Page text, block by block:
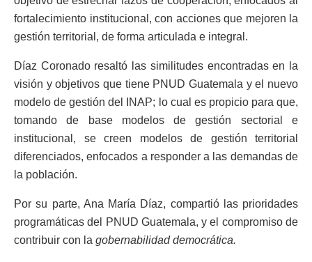
fortalecimiento institucional, con acciones que mejoren la
gestión territorial, de forma articulada e integral.
Díaz Coronado resaltó las similitudes encontradas en la
visión y objetivos que tiene PNUD Guatemala y el nuevo
modelo de gestión del INAP; lo cual es propicio para que,
tomando de base modelos de gestión sectorial e
institucional, se creen modelos de gestión territorial
diferenciados, enfocados a responder a las demandas de
la población.
Por su parte, Ana María Díaz, compartió las prioridades
programáticas del PNUD Guatemala, y el compromiso de
contribuir con la gobernabilidad democrática.